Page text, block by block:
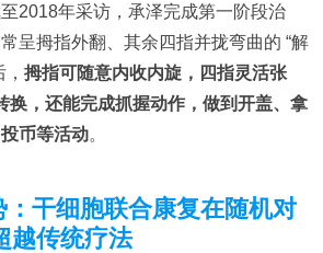
至2018年采访，承泽完成第一阶段治
呈拇指外翻、其余四指并拢弯曲的 “解
拇指可随意内收内旋，四指灵活张
换，还能完成抓握动作，做到开盖、拿
币等活动。
干细胞联合康复在随机对
越传统疗法